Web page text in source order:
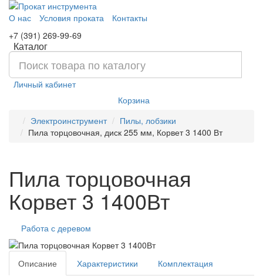
О нас Условия проката
Контакты
+7 (391) 269-99-69
Каталог
Личный кабинет
Корзина
Электроинструмент
Пилы, лобзики
Пила торцовочная, диск 255 мм, Корвет 3 1400 Вт
Пила торцовочная
Корвет 3 1400Вт
Работа с деревом
Описание Характеристики Комплектация